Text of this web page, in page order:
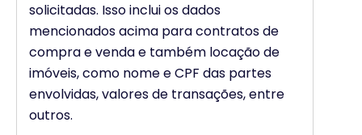
solicitadas. Isso inclui os dados
mencionados acima para contratos de
compra e venda e também locação de
imóveis, como nome e CPF das partes
envolvidas, valores de transações, entre
outros.